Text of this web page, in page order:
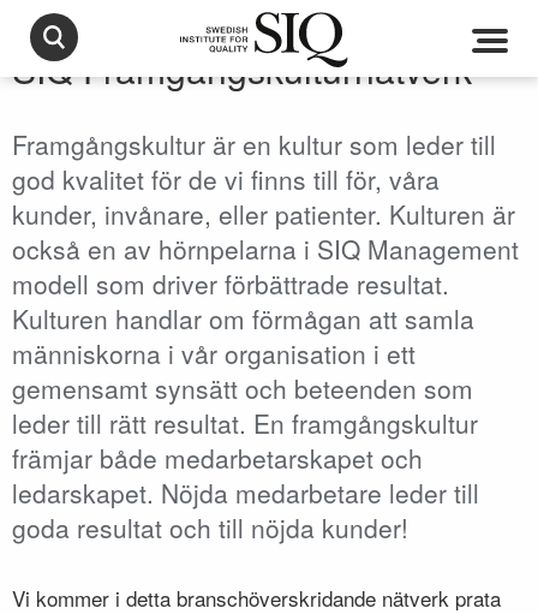
SIQ Framgångskulturnätverk
Framgångskultur är en kultur som leder till
god kvalitet för de vi finns till för, våra
kunder, invånare, eller patienter. Kulturen är
också en av hörnpelarna i SIQ Management
modell som driver förbättrade resultat.
Kulturen handlar om förmågan att samla
människorna i vår organisation i ett
gemensamt synsätt och beteenden som
leder till rätt resultat. En framgångskultur
främjar både medarbetarskapet och
ledarskapet. Nöjda medarbetare leder till
goda resultat och till nöjda kunder!
Vi kommer i detta branschöverskridande nätverk prata